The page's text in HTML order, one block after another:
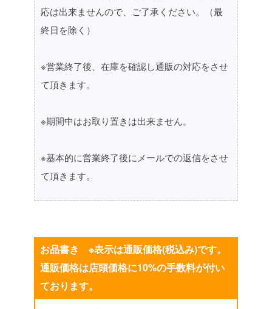
応は出来ませんので、ご了承ください。（最
終日を除く）
※営業終了後、在庫を確認し通販の対応をさせ
て頂きます。
※期間中はお取り置きは出来ません。
※基本的に営業終了後にメールでの返信をさせ
て頂きます。
お品書き ※表示は通販価格(税込み)です。
通販価格は店頭価格に10%の手数料が付い
ております。